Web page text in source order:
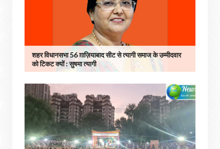
शहर विधानसभा 56 ग़ाज़ियाबाद सीट से त्यागी समाज के उम्मीदवार
को टिकट क्यों : सुषमा त्यागी